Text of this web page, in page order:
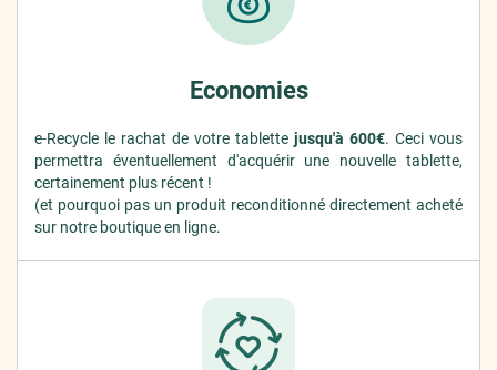
Economies
e-Recycle le rachat de votre tablette jusqu'à 600€. Ceci vous
permettra éventuellement d'acquérir une nouvelle tablette,
certainement plus récent !
(et pourquoi pas un produit reconditionné directement acheté
sur notre boutique en ligne.